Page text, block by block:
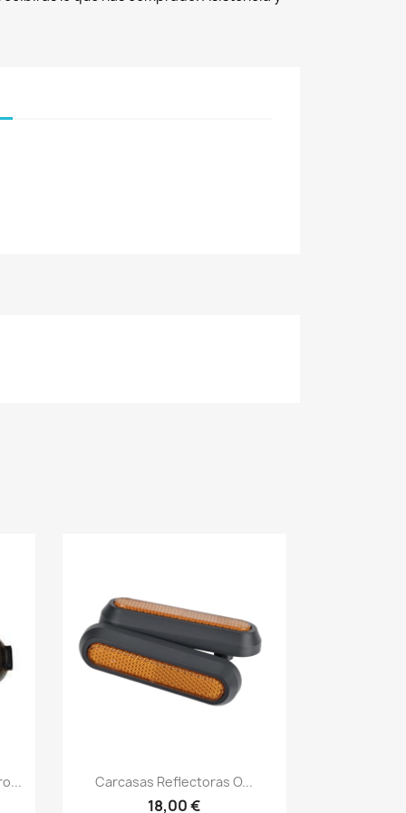
Vista rápida
Carcasas Reflectoras O...
18,00 €